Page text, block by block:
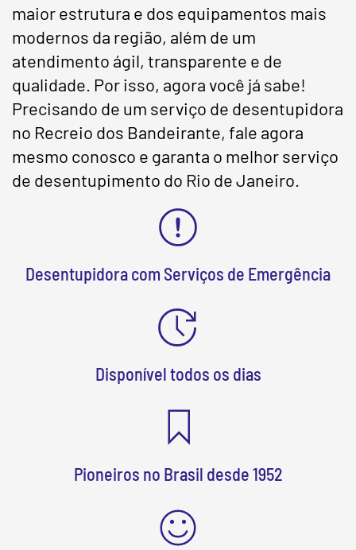
maior estrutura e dos equipamentos mais
modernos da região, além de um
atendimento ágil, transparente e de
qualidade. Por isso, agora você já sabe!
Precisando de um serviço de desentupidora
no Recreio dos Bandeirante, fale agora
mesmo conosco e garanta o melhor serviço
de desentupimento do Rio de Janeiro.
Desentupidora com Serviços de Emergência
Disponível todos os dias
Pioneiros no Brasil desde 1952